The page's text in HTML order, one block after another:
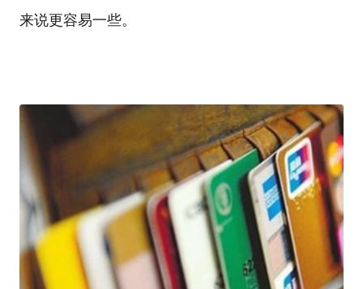
来说更容易一些。